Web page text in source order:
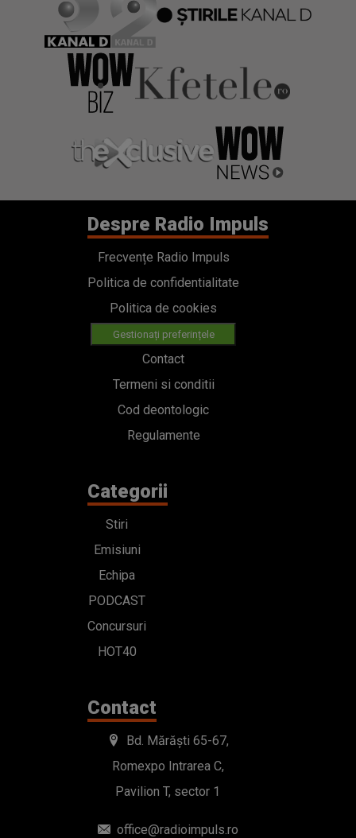
Despre Radio Impuls
Frecvențe Radio Impuls
Politica de confidentialitate
Politica de cookies
Gestionați preferințele
Contact
Termeni si conditii
Cod deontologic
Regulamente
Categorii
Stiri
Emisiuni
Echipa
PODCAST
Concursuri
HOT40
Contact
Bd. Mărăști 65-67,
Romexpo Intrarea C,
Pavilion T, sector 1
office@radioimpuls.ro